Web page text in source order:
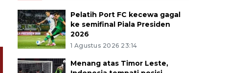
Pelatih Port FC kecewa gagal
ke semifinal Piala Presiden
2026
1 Agustus 2026 23:14
Menang atas Timor Leste,